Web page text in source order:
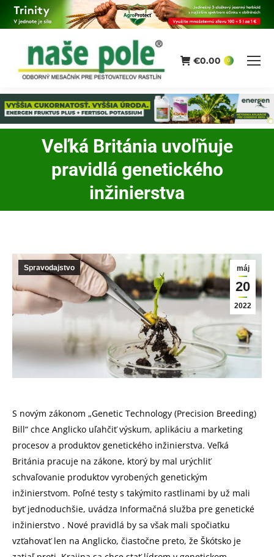
€0.00 0
Veľká Británia uvoľňuje
pravidlá genetického
inžinierstva
You are here:
máj
20
2022
Spravodajstvo
S novým zákonom „Genetic Technology (Precision Breeding)
Bill“ chce Anglicko uľahčiť výskum, aplikáciu a marketing
procesov a produktov genetického inžinierstva. Veľká
Británia pracuje na zákone, ktorý by mal urýchliť
schvaľovanie produktov vyrobených genetickým
inžinierstvom. Poľné testy s takýmito rastlinami by už mali
byť jednoduchšie, uvádza Informačná služba pre genetické
inžinierstvo . Nové pravidlá by sa však mali spočiatku
vzťahovať len na Anglicko, čiastočne preto, že Škótsko je